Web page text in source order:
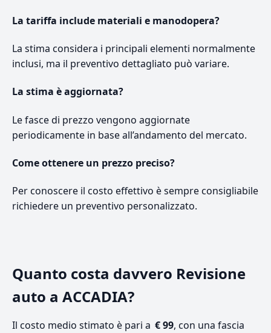
La tariffa include materiali e manodopera?
La stima considera i principali elementi normalmente
inclusi, ma il preventivo dettagliato può variare.
La stima è aggiornata?
Le fasce di prezzo vengono aggiornate
periodicamente in base all’andamento del mercato.
Come ottenere un prezzo preciso?
Per conoscere il costo effettivo è sempre consigliabile
richiedere un preventivo personalizzato.
Quanto costa davvero Revisione
auto a ACCADIA?
Il costo medio stimato è pari a € 99, con una fascia